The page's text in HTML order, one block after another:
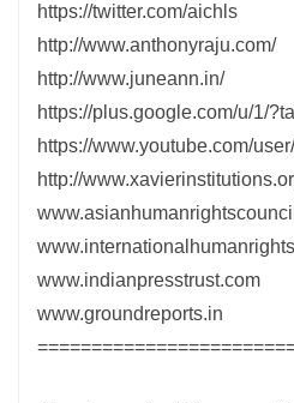
https://twitter.com/aichls
http://www.anthonyraju.com/
http://www.juneann.in/
https://plus.google.com/u/1/
https://www.youtube.com/
http://
www.indianpresstrust.com
www.groundreports.in